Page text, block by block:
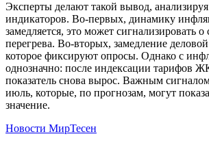
Эксперты делают такой вывод, анализируя
индикаторов. Во-первых, динамику
замедляется, это может сигнализировать
перегрева. Во-вторых, замедление
которое фиксируют опросы. Однако с
однозначно: после индексации тарифов
показатель снова вырос. Важным
июль, которые, по прогнозам, могут
значение.
Новости МирТесен